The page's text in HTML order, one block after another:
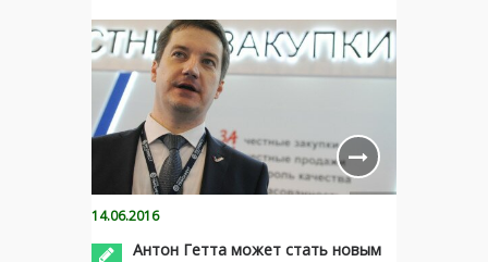
14.06.2016
Антон Гетта может стать новым